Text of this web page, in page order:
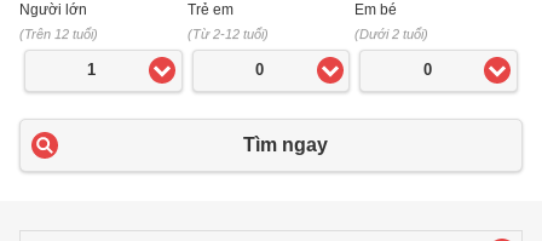
Người lớn
(Trên 12 tuổi)
1
Trẻ em
(Từ 2-12 tuổi)
0
Em bé
(Dưới 2 tuổi)
0
Tìm ngay